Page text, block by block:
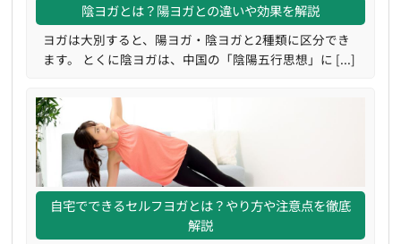
陰ヨガとは？陽ヨガとの違いや効果を解説
ヨガは大別すると、陽ヨガ・陰ヨガと2種類に区分でき
ます。 とくに陰ヨガは、中国の「陰陽五行思想」に [...]
自宅でできるセルフヨガとは？やり方や注意点を徹底
解説